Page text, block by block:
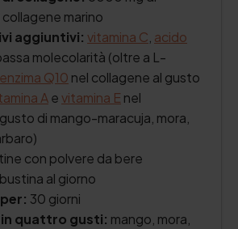
marino
aggiuntivi: vitamina C acido
molecolarità (oltre a L-
Q10 nel collagene al gusto
Aevitamina E nel
di mango-maracuja, mora,
con polvere da bere
al giorno
30 giorni
quattro gusti: mango, mora,